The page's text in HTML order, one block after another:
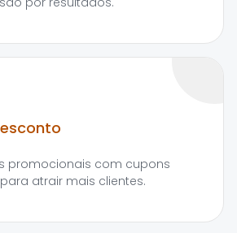
promocionais com cupons
atrair mais clientes.